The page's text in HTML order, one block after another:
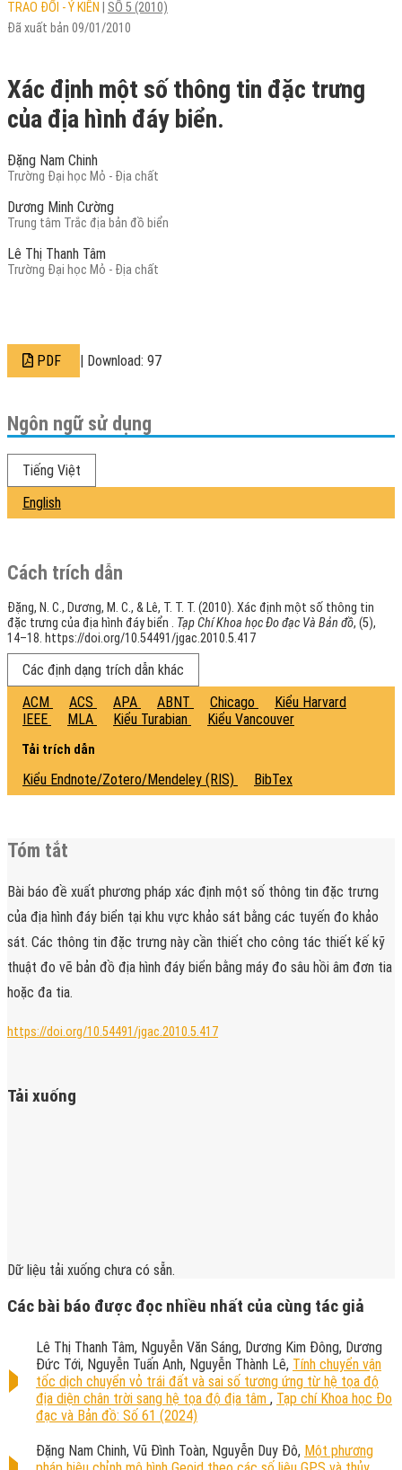
TRAO ĐỔI - Ý KIẾN SỐ 5 (2010)
Xác định một số thông tin đặc trưng
của địa hình đáy biển.
Đã xuất bản 09/01/2010
Đặng Nam Chinh
Trường Đại học Mỏ - Địa chất
Dương Minh Cường
Trung tâm Trắc địa bản đồ biển
Lê Thị Thanh Tâm
Trường Đại học Mỏ - Địa chất
PDF | Download: 97
Ngôn ngữ sử dụng
Tiếng Việt
English
Cách trích dẫn
Đặng, N. C., Dương, M. C., & Lê, T. T. T. (2010). Xác định một số thông tin
đặc trưng của địa hình đáy biển . Tạp Chí Khoa học Đo đạc Và Bản đồ, (5),
14–18. https://doi.org/10.54491/jgac.2010.5.417
Các định dạng trích dẫn khác
ACM
ACS APA ABNT Chicago
Kiểu Harvard
IEEE
MLA Kiểu Turabian Kiểu Vancouver
Tải trích dẫn
Kiểu Endnote/Zotero/Mendeley (RIS) BibTex
Tóm tắt
Bài báo đề xuất phương pháp xác định một số thông tin đặc trưng
của địa hình đáy biển tại khu vực khảo sát bằng các tuyến đo khảo
sát. Các thông tin đặc trưng này cần thiết cho công tác thiết kế kỹ
thuật đo vẽ bản đồ địa hình đáy biển bằng máy đo sâu hồi âm đơn tia
hoặc đa tia.
https://doi.org/10.54491/jgac.2010.5.417
Tải xuống
Dữ liệu tải xuống chưa có sẵn.
Các bài báo được đọc nhiều nhất của cùng tác giả
Lê Thị Thanh Tâm, Nguyễn Văn Sáng, Dương Kim Đông, Dương
Đức Tới, Nguyễn Tuấn Anh, Nguyễn Thành Lê, Tính chuyển vận
tốc dịch chuyển vỏ trái đất và sai số tương ứng từ hệ tọa độ
địa diện chân trời sang hệ tọa độ địa tâm , Tạp chí Khoa học Đo
đạc và Bản đồ: Số 61 (2024)
Đặng Nam Chinh, Vũ Đình Toàn, Nguyễn Duy Đô, Một phương